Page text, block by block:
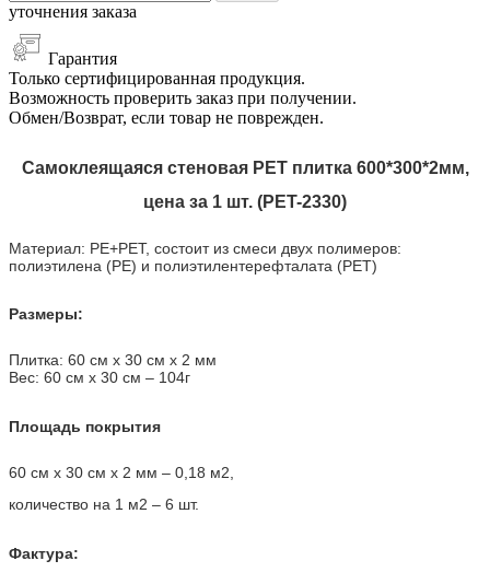
уточнения заказа
Гарантия
Только сертифицированная продукция.
Возможность проверить заказ при получении.
Обмен/Возврат, если товар не поврежден.
Самоклеящаяся стеновая PET плитка 600*300*2мм,
цена за 1 шт. (PET-2330)
Материал: PE+PET, состоит из смеси двух полимеров:
полиэтилена (PE) и полиэтилентерефталата (PET)
Размеры:
Плитка: 60 см х 30 см х 2 мм
Вес: 60 см х 30 см – 104г
Площадь покрытия
60 см х 30 см х 2 мм – 0,18 м2,
количество на 1 м2 – 6 шт.
Фактура: